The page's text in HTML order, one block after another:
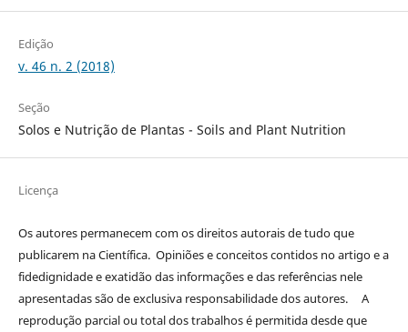
Edição
v. 46 n. 2 (2018)
Seção
Solos e Nutrição de Plantas - Soils and Plant Nutrition
Licença
Os autores permanecem com os direitos autorais de tudo que
publicarem na Científica. Opiniões e conceitos contidos no artigo e a
fidedignidade e exatidão das informações e das referências nele
apresentadas são de exclusiva responsabilidade dos autores. A
reprodução parcial ou total dos trabalhos é permitida desde que